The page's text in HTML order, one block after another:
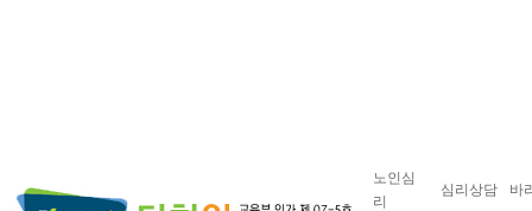
노인심
리
심리상담 바